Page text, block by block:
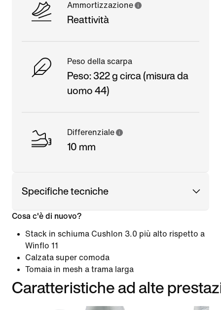
Ammortizzazione
Reattività
Peso della scarpa
Peso: 322 g circa (misura da
uomo 44)
Differenziale
10 mm
Specifiche tecniche
Cosa c'è di nuovo?
Stack in schiuma Cushlon 3.0 più alto rispetto a
Winflo 11
Calzata super comoda
Tomaia in mesh a trama larga
Caratteristiche ad alte